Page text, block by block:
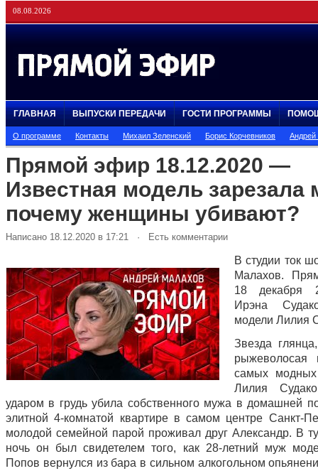
08.08.2026
ГЛАВНАЯ ВЫПУСКИ ПЕРЕДАЧИ ГОСТИ ПРОГРАММЫ
О программе Контакты Михаил Зеленский Борис Корчевников
Прямой эфир 18.12.2020 —
Известная модель зарезала
почему женщины убивают?
Написано 18.12.2020 в 17:21 · Есть комментарии
В студии ток
Малахов.
18 декабря
Ирэна
модели Лилия
Звезда
рыжеволосая
самых
Лилия
ударом в грудь убила собственного мужа в домашней
элитной 4-комнатой квартире в самом центре Санкт-
молодой семейной парой проживал друг Александр. В
ночь он был свидетелем того, как 28-летний муж
Попов вернулся из бара в сильном алкогольном